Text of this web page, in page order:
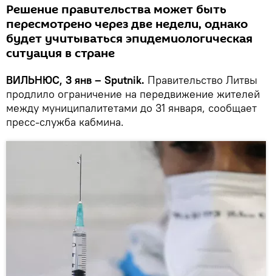
Решение правительства может быть
пересмотрено через две недели, однако
будет учитываться эпидемиологическая
ситуация в стране
ВИЛЬНЮС, 3 янв – Sputnik. Правительство Литвы
продлило ограничение на передвижение жителей
между муниципалитетами до 31 января, сообщает
пресс-служба кабмина.